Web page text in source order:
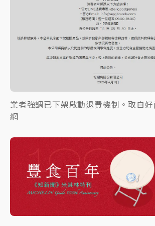
業者強調已下架啟動退費機制。取自
網